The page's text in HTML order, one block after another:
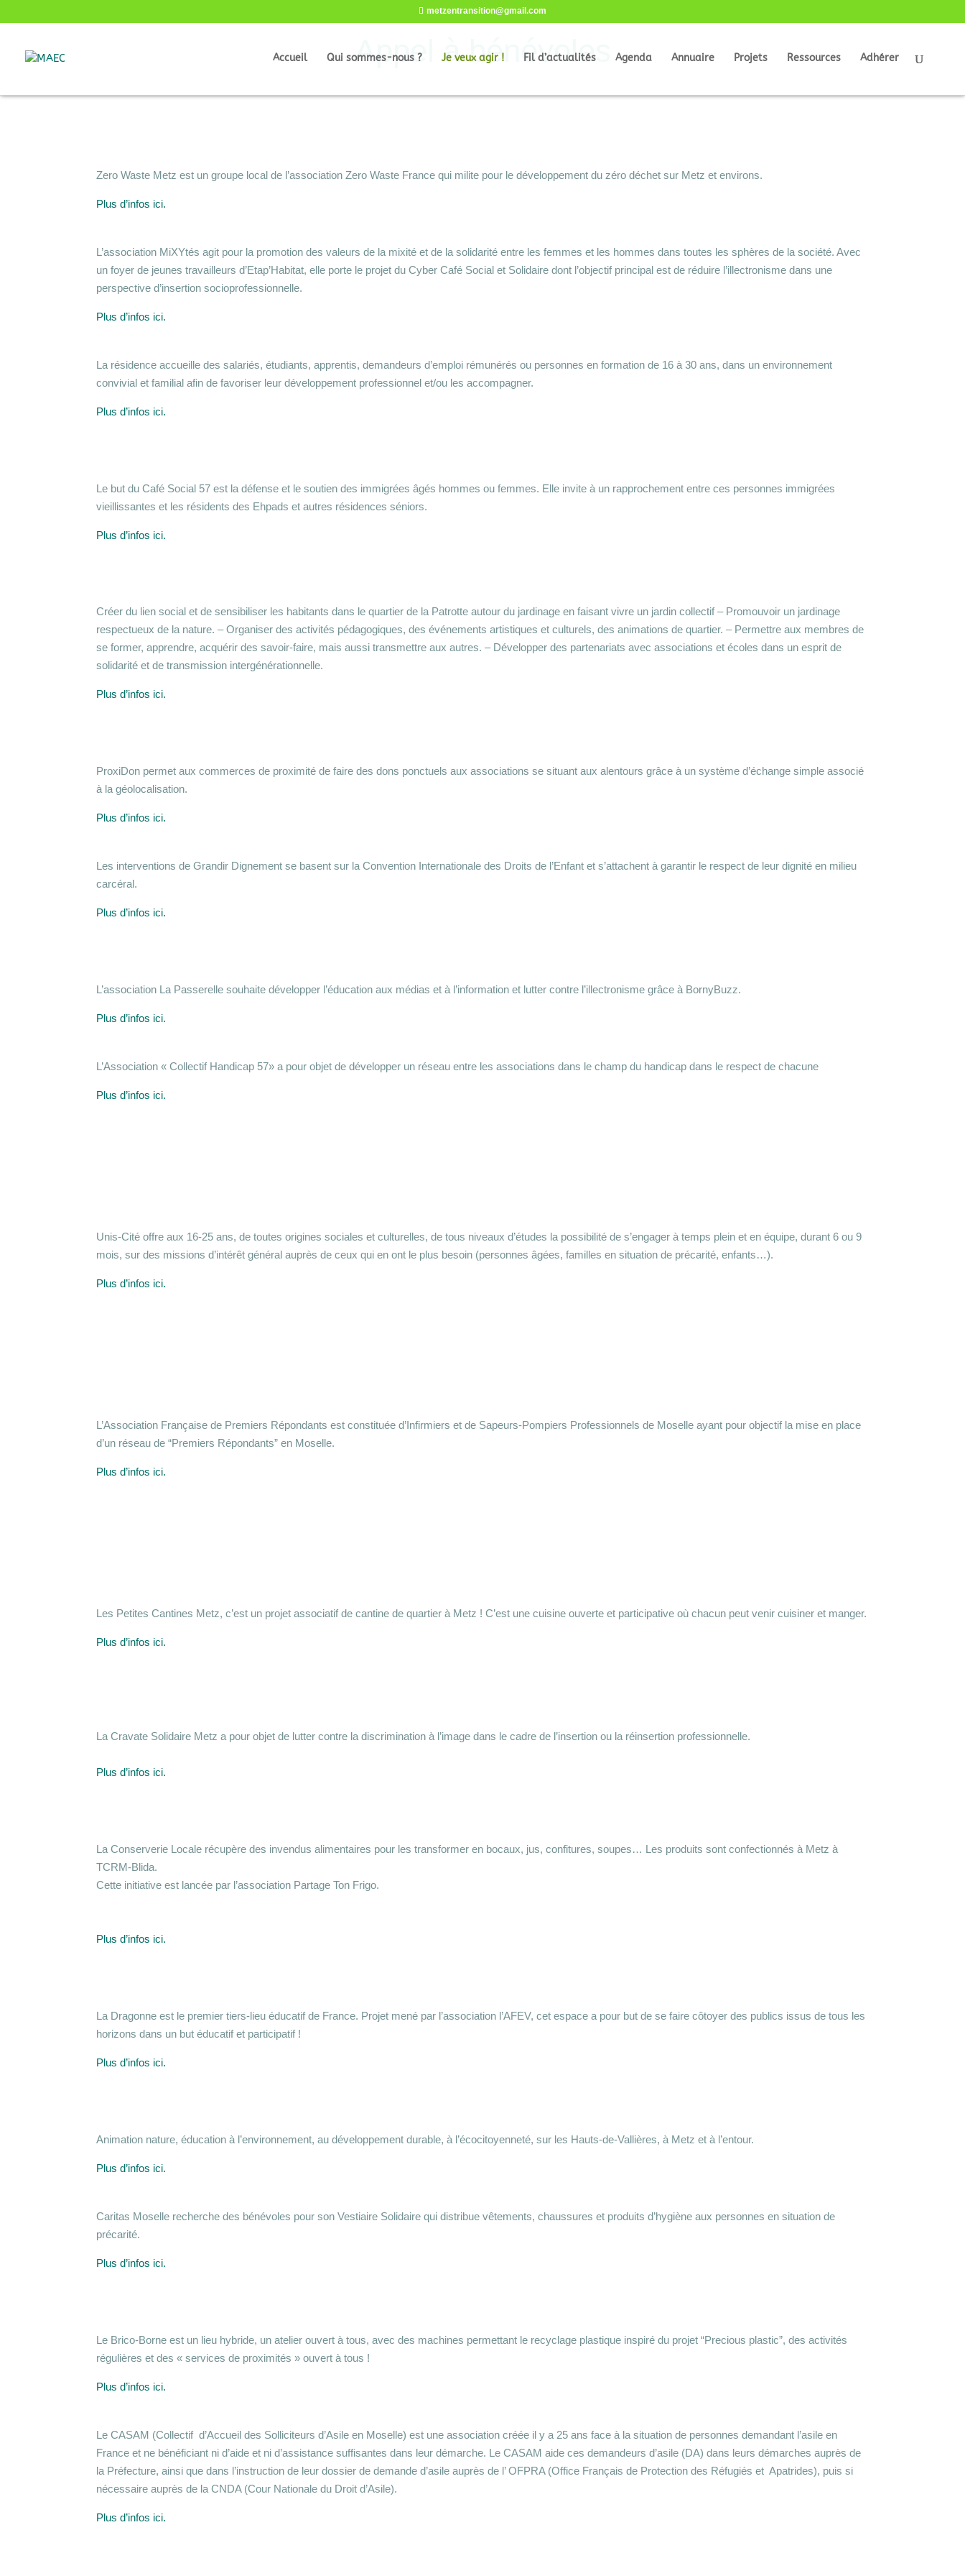
metzentransition@gmail.com
Accueil Qui sommes-nous ? Je veux agir ! Fil d’actualités Agenda Annuaire Projets Ressources Adhérer
Appel à bénévoles
Zero Waste Metz est un groupe local de l’association Zero Waste France qui milite pour le développement du zéro déchet sur Metz et environs.
Plus d’infos ici.
L’association MiXYtés agit pour la promotion des valeurs de la mixité et de la solidarité entre les femmes et les hommes dans toutes les sphères de la société. Avec
un foyer de jeunes travailleurs d’Etap’Habitat, elle porte le projet du Cyber Café Social et Solidaire dont l’objectif principal est de réduire l’illectronisme dans une
perspective d’insertion socioprofessionnelle.
Plus d’infos ici.
La résidence accueille des salariés, étudiants, apprentis, demandeurs d’emploi rémunérés ou personnes en formation de 16 à 30 ans, dans un environnement
convivial et familial afin de favoriser leur développement professionnel et/ou les accompagner.
Plus d’infos ici.
Le but du Café Social 57 est la défense et le soutien des immigrées âgés hommes ou femmes. Elle invite à un rapprochement entre ces personnes immigrées
vieillissantes et les résidents des Ehpads et autres résidences séniors.
Plus d’infos ici.
Créer du lien social et de sensibiliser les habitants dans le quartier de la Patrotte autour du jardinage en faisant vivre un jardin collectif – Promouvoir un jardinage
respectueux de la nature. – Organiser des activités pédagogiques, des événements artistiques et culturels, des animations de quartier. – Permettre aux membres de
se former, apprendre, acquérir des savoir-faire, mais aussi transmettre aux autres. – Développer des partenariats avec associations et écoles dans un esprit de
solidarité et de transmission intergénérationnelle.
Plus d’infos ici.
ProxiDon permet aux commerces de proximité de faire des dons ponctuels aux associations se situant aux alentours grâce à un système d’échange simple associé
à la géolocalisation.
Plus d’infos ici.
Les interventions de Grandir Dignement se basent sur la Convention Internationale des Droits de l’Enfant et s’attachent à garantir le respect de leur dignité en milieu
carcéral.
Plus d’infos ici.
L’association La Passerelle souhaite développer l’éducation aux médias et à l’information et lutter contre l’illectronisme grâce à BornyBuzz.
Plus d’infos ici.
L’Association « Collectif Handicap 57» a pour objet de développer un réseau entre les associations dans le champ du handicap dans le respect de chacune
Plus d’infos ici.
Unis-Cité offre aux 16-25 ans, de toutes origines sociales et culturelles, de tous niveaux d’études la possibilité de s’engager à temps plein et en équipe, durant 6 ou 9
mois, sur des missions d’intérêt général auprès de ceux qui en ont le plus besoin (personnes âgées, familles en situation de précarité, enfants…).
Plus d’infos ici.
L’Association Française de Premiers Répondants est constituée d’Infirmiers et de Sapeurs-Pompiers Professionnels de Moselle ayant pour objectif la mise en place
d’un réseau de “Premiers Répondants” en Moselle.
Plus d’infos ici.
Les Petites Cantines Metz, c’est un projet associatif de cantine de quartier à Metz ! C’est une cuisine ouverte et participative où chacun peut venir cuisiner et manger.
Plus d’infos ici.
La Cravate Solidaire Metz a pour objet de lutter contre la discrimination à l’image dans le cadre de l’insertion ou la réinsertion professionnelle.
Plus d’infos ici.
La Conserverie Locale récupère des invendus alimentaires pour les transformer en bocaux, jus, confitures, soupes… Les produits sont confectionnés à Metz à
TCRM-Blida.
Cette initiative est lancée par l’association Partage Ton Frigo.
Plus d’infos ici.
La Dragonne est le premier tiers-lieu éducatif de France. Projet mené par l’association l’AFEV, cet espace a pour but de se faire côtoyer des publics issus de tous les
horizons dans un but éducatif et participatif !
Plus d’infos ici.
Animation nature, éducation à l’environnement, au développement durable, à l’écocitoyenneté, sur les Hauts-de-Vallières, à Metz et à l’entour.
Plus d’infos ici.
Caritas Moselle recherche des bénévoles pour son Vestiaire Solidaire qui distribue vêtements, chaussures et produits d’hygiène aux personnes en situation de
précarité.
Plus d’infos ici.
Le Brico-Borne est un lieu hybride, un atelier ouvert à tous, avec des machines permettant le recyclage plastique inspiré du projet “Precious plastic”, des activités
régulières et des « services de proximités » ouvert à tous !
Plus d’infos ici.
Le CASAM (Collectif d’Accueil des Solliciteurs d’Asile en Moselle) est une association créée il y a 25 ans face à la situation de personnes demandant l’asile en
France et ne bénéficiant ni d’aide et ni d’assistance suffisantes dans leur démarche. Le CASAM aide ces demandeurs d’asile (DA) dans leurs démarches auprès de
la Préfecture, ainsi que dans l’instruction de leur dossier de demande d’asile auprès de l’ OFPRA (Office Français de Protection des Réfugiés et Apatrides), puis si
nécessaire auprès de la CNDA (Cour Nationale du Droit d’Asile).
Plus d’infos ici.